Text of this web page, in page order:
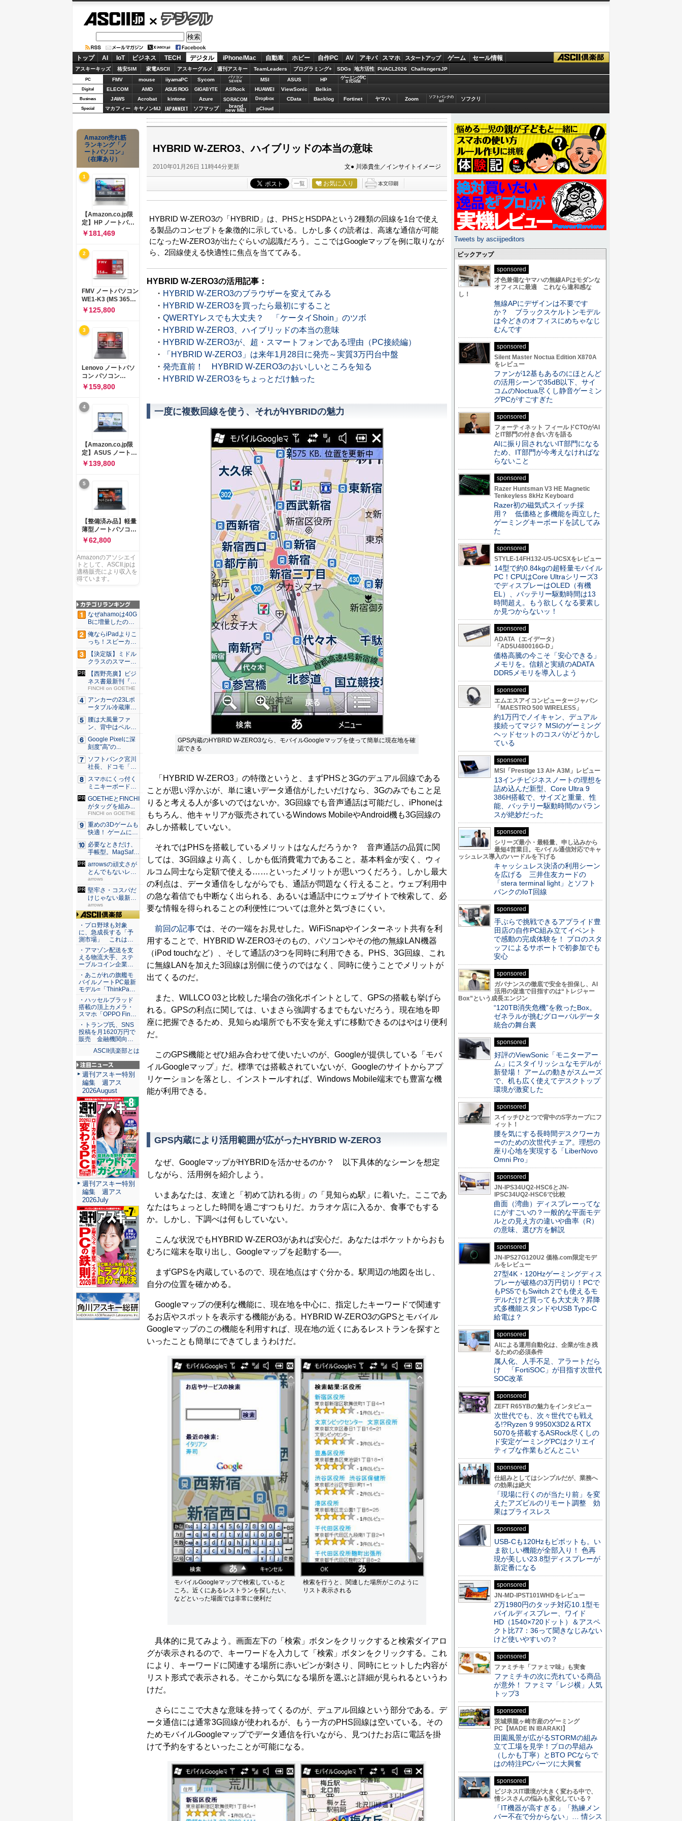
デジタル
トップ AI IoT ビジネス TECH デジタル iPhone/Mac 自動車 ホビー 自作PC AV アキバ スマホ スタートアップ ゲーム セール情報
アスキーキッズ 格安SIM 家電ASCII アスキーグルメ 週刊アスキー TeamLeaders プログラミング+ SDGs 地方活性 PUACL2026 ChallengersJP
PC FMV mouse iiyamaPC Sycom
パソコン
SEVEN
MSI ASUS HP ゲーミングPC
STORM
Digital ELECOM AMD ASUS ROG GIGABYTE ASRock HUAWEI ViewSonic Belkin
Business JAWS Acrobat kintone Azure SORACOM Dropbox CData Backlog Fortinet ヤマハ Zoom
ソフトバンクの
IoT
ソフクリ
Special マカフィー キヤノンMJ JAPANNEXT ソフマップ brand
new ME! pCloud
HYBRID W-ZERO3、ハイブリッドの本当の意味
2010年01月26日 11時44分更新 文● 川添貴生／インサイトイメージ
一覧 お気に入り
HYBRID W-ZERO3の「HYBRID」は、PHSとHSDPAという2種類の回線を1台で使え
る製品のコンセプトを象徴的に示している。しかし多くの読者は、高速な通信が可能
になったW-ZERO3が出たぐらいの認識だろう。ここではGoogleマップを例に取りなが
ら、2回線使える快適性に焦点を当ててみる。
HYBRID W-ZERO3の活用記事：
・ HYBRID W-ZERO3のブラウザーを変えてみる
・ HYBRID W-ZERO3を買ったら最初にすること
・ QWERTYレスでも大丈夫？ 「ケータイShoin」のツボ
・ HYBRID W-ZERO3、ハイブリッドの本当の意味
・ HYBRID W-ZERO3が、超・スマートフォンである理由（PC接続編）
・
「HYBRID W-ZERO3」は来年1月28日に発売～実質3万円台中盤
・ 発売直前！ HYBRID W-ZERO3のおいしいところを知る
・ HYBRID W-ZERO3をちょっとだけ触った
一度に複数回線を使う、それがHYBRIDの魅力
GPS内蔵のHYBRID W-ZERO3なら、モバイルGoogleマップを使って簡単に現在地を確
認できる
「HYBRID W-ZERO3」の特徴というと、まずPHSと3Gのデュアル回線である
ことが思い浮かぶが、単に速いデータ通信がしたいだけなら、3Gのみでもこと足
りると考える人が多いのではないか。3G回線でも音声通話は可能だし、iPhoneは
もちろん、他キャリアが販売されているWindows MobileやAndroid機も3G回線の
みしか搭載していない。
それではPHSを搭載しているメリットはなんだろうか？ 音声通話の品質に関
しては、3G回線より高く、しかも低消費電力であること。基本料金が安く、ウィ
ルコム同士なら定額で使える……といったメリットが思いつくだろう。しかし最大
の利点は、データ通信をしながらでも、通話が問題なく行えること。ウェブ利用中
の急な着信でも中断なく出られる、あるいは通話中にウェブサイトで検索して、必
要な情報を得られることの利便性については意外と気づきにくい。
前回の記事では、その一端をお見せした。WiFiSnapやインターネット共有を利
用することで、HYBRID W-ZERO3そのもの、パソコンやその他の無線LAN機器
（iPod touchなど）、そして通話の3つを同時に利用できる。PHS、3G回線、これ
に無線LANを加えた3回線は別個に使うのではなく、同時に使うことでメリットが
出てくるのだ。
また、WILLCO 03と比較した場合の強化ポイントとして、GPSの搭載も挙げら
れる。GPSの利点に関しては、いまさら強調するまでもないだろう。現在地を即
座に把握できるため、見知らぬ場所でも不安を覚えずに移動できるのはやはり便利
だ。
このGPS機能とぜひ組み合わせて使いたいのが、Googleが提供している「モバ
イルGoogleマップ」だ。標準では搭載されていないが、Googleのサイトからアプ
リケーションを落とし、インストールすれば、Windows Mobile端末でも豊富な機
能が利用できる。
GPS内蔵により活用範囲が広がったHYBRID W-ZERO3
なぜ、GoogleマップがHYBRIDを活かせるのか？ 以下具体的なシーンを想定
しながら、活用例を紹介しよう。
いまあなたは、友達と「初めて訪れる街」の「見知らぬ駅」に着いた。ここであ
なたはちょっとした時間を過ごすつもりだ。カラオケ店に入るか、食事でもする
か。しかし、下調べは何もしていない。
こんな状況でもHYBRID W-ZERO3があれば安心だ。あなたはポケットからおも
むろに端末を取り出し、Googleマップを起動する──。
まずGPSを内蔵しているので、現在地点はすぐ分かる。駅周辺の地図を出し、
自分の位置を確かめる。
Googleマップの便利な機能に、現在地を中心に、指定したキーワードで関連す
るお店やスポットを表示する機能がある。HYBRID W-ZERO3のGPSとモバイル
Googleマップのこの機能を利用すれば、現在地の近くにあるレストランを探すと
いったことも簡単にできてしまうわけだ。
モバイルGoogleマップで検索していると
ころ。近くにあるレストランを探したい、
などといった場面では非常に便利だ
検索を行うと、関連した場所がこのように
リスト表示される
具体的に見てみよう。画面左下の「検索」ボタンをクリックすると検索ダイアロ
グが表示されるので、キーワードを入力して「検索」ボタンをクリックする。これ
により、キーワードに関連する場所に赤いピンが刺さり、同時にヒットした内容が
リスト形式で表示される。そこから気になる場所を選ぶと詳細が見られるというわ
けだ。
さらにここで大きな意味を持ってくるのが、デュアル回線という部分である。デ
ータ通信には通常3G回線が使われるが、もう一方のPHS回線は空いている。その
ためモバイルGoogleマップでデータ通信を行いながら、見つけたお店に電話を掛
けて予約をするといったことが可能になる。
Amazon売れ筋
ランキング「ノ
ートパソコン」
（在庫あり）
1
【Amazon.co.jp限
定】HP ノートパソ
コン 15-fd 15.6イン
チ インテル Core 5
120U メモリ16GB
SSD512GB
Windows 11
Microsoft Office
2024搭載 WPS
Office搭載 カメラシ
ャッター 指紋認証 薄
型 Copilotキー搭載
ナチュラルシルバー
￥181,469
2
FMV ノートパソコン
WE1-K3 (MS 365
Personal/Copilotキ
ー搭載/Win 11/15.6
型/Core
i5/16GB/SSD
512GB/ホワイト)
FMVWK3E15W_AZ
￥125,800
3
Lenovo ノートパソ
コン パソコン
IdeaPad Slim 3 14.0
インチ AMD
Ryzen™ 5 8640HS
メモリ16GB
SSD512GB
Microsoft 365 試用
版 Windows11 バッ
テリー駆動12.6時間
重量1.39kg ルナグレ
ー 83K9003JJP ノー
トPC
￥159,800
4
【Amazon.co.jp限
定】ASUS ノートパ
ソコン Vivobook 15
M1502NAQ 15.6イ
ンチ AMD Ryzen 7
170 メモリ16GB
SSD 512GB
Microsoft 365
Personal (24か月版)
搭載 Windows 11 重
量1.7kg Wi-Fi 6E ク
ワイエットブルー
M1502NAQ-
￥139,800
5
【整備済み品】軽量
薄型ノートパソコン
dynabook G83 ■
13.3型
FHD(1920x1080) -
高性能第11世代Core
i5-1135G7 - メモリ
16GB - SSD 256GB
USB Type-C - MS
Office 2021 - Win11
搭載
￥62,800
Amazonのアソシエイ
トとして、ASCII.jpは
適格販売により収入を
得ています。
なぜahamoは40G
Bに増量したの
か ...
俺ならiPadよりこ
っち！スピーカー
9個...
【決定版】ミドル
クラスのスマート
フォンの...
【西野亮廣】ビジ
ネス書最新刊『北
極星 僕...
FINCHI on GOETHE
アンカーの23Lポ
ータブル冷蔵庫が
Ama...
腰は大風量ファ
ン、背中はペルチ
ェ冷却。ダ...
Google Pixelに深
刻度"高"の...
ソフトバンク宮川
社長、ドコモ「ah
amo...
スマホにくっ付く
ミニキーボード！
触ってわ...
GOETHEとFINCHI
がタッグを組み...
FINCHI on GOETHE
重めの3Dゲームも
快適！ ゲームに強
いH...
必要なときだけ、
手帳型。MagSaf
e・...
arrowsの頑丈さが
とんでもないレベ
ル...
arrows
堅牢さ・コスパだ
けじゃない最新
「arro...
arrows
ASCII倶楽部
・プロ野球も対象
に、急成長する「予
測市場」 これは…
・アマゾン配送を支
える物流大手、ステ
ーブルコイン企業…
・あこがれの旗艦モ
バイルノートPC最新
モデル=「ThinkPa…
・ハッセルブラッド
搭載の頂上カメラ・
スマホ「OPPO Fin…
・トランプ氏、SNS
投稿を月1620万円で
販売 金融機関向…
ASCII倶楽部とは
注目ニュース
週刊アスキー特別
編集 週アス
2026August
週刊アスキー特別
編集 週アス
2026July
Tweets by asciijpeditors
ピックアップ
sponsored
才色兼備なヤマハの無線APはモダンな
オフィスに最適 これなら違和感な
し！
無線APにデザインは不要です
か？ ブラックスケルトンモデル
は今どきのオフィスにめちゃなじ
むんです
sponsored
Silent Master Noctua Edition X870A
をレビュー
ファンが12基もあるのにほとんど
の活用シーンで35dB以下、サイ
コムのNoctua尽くし静音ゲーミン
グPCがすごすぎた
sponsored
フォーティネット フィールドCTOがAI
とIT部門の付き合い方を語る
AIに振り回されないIT部門になる
ため、IT部門が今考えなければな
らないこと
sponsored
Razer Huntsman V3 HE Magnetic
Tenkeyless 8kHz Keyboard
Razer初の磁気式スイッチ採
用？ 低価格と多機能を両立した
ゲーミングキーボードを試してみ
た
sponsored
STYLE-14FH132-U5-UCSXをレビュー
14型で約0.84kgの超軽量モバイル
PC！CPUはCore Ultraシリーズ3
でディスプレーはOLED（有機
EL）、バッテリー駆動時間は13
時間超え。もう欲しくなる要素し
か見つからないッ！
sponsored
ADATA（エイデータ）
「AD5U480016G-D」
価格高騰の今こそ「安心できる」
メモリを。信頼と実績のADATA
DDR5メモリを導入しよう
sponsored
エムエスアイコンピュータージャパン
「MAESTRO 500 WIRELESS」
約1万円でノイキャン、デュアル
接続ってマジ？ MSIのゲーミング
ヘッドセットのコスパがどうかし
ている
sponsored
MSI「Prestige 13 AI+ A3M」レビュー
13インチビジネスノートの理想を
詰め込んだ新型、Core Ultra 9
386H搭載で、サイズと重量、性
能、バッテリー駆動時間のバラン
スが絶妙だった
sponsored
シリーズ最小・最軽量、申し込みから
最短4営業日。モバイル通信対応でキャ
ッシュレス導入のハードルを下げる
キャッシュレス決済の利用シーン
を広げる 三井住友カードの
「stera terminal light」とソフト
バンクのIoT回線
sponsored
手ぶらで挑戦できるアプライド豊
田店の自作PC組み立てイベント
で感動の完成体験を！ プロのスタ
ッフによるサポートで初参加でも
安心
sponsored
ガバナンスの徹底で安全を担保し、AI
活用の促進で目指すのは“トレジャー
Box”という成長エンジン
“120TB消失危機”を救ったBox。
ゼネラルが挑むグローバルデータ
統合の舞台裏
sponsored
好評のViewSonic「モニターアー
ム」にスタイリッシュなモデルが
新登場！ アームの動きがスムーズ
で、机も広く使えてデスクトップ
環境が激変した
sponsored
スイッチひとつで背中のS字カーブにフ
ィット！
腰を気にする長時間デスクワーカ
ーのための次世代チェア。理想の
座り心地を実現する「LiberNovo
Omni Pro」
sponsored
JN-IPS34UQ2-HSC6とJN-
IPSC34UQ2-HSC6で比較
曲面（湾曲）ディスプレーってな
にがすごいの？一般的な平面モデ
ルとの見え方の違いや曲率（R）
の意味、選び方を解説
sponsored
JN-IPS27G120U2 価格.com限定モデ
ルをレビュー
27型4K・120Hzゲーミングディス
プレーが破格の3万円切り！PCで
もPS5でもSwitch 2でも使えるモ
デルだけど買っても大丈夫？昇降
式多機能スタンドやUSB Typc-C
給電は？
sponsored
AIによる運用自動化は、企業が生き残
るための必須条件
属人化、人手不足、アラートだら
け 「FortiSOC」が目指す次世代
SOC改革
sponsored
ZEFT R65YBの魅力をインタビュー
次世代でも、次々世代でも戦え
る!?Ryzen 9 9950X3D2＆RTX
5070を搭載するASRock尽くしの
ド安定ゲーミングPCはクリエイ
ティブな作業もどんとこい
sponsored
仕組みとしてはシンプルだが、業務へ
の効果は絶大
「現場に行くのが当たり前」を変
えたアズビルのリモート調整 効
果はプライスレス
sponsored
USB-Cも120Hzもピボットも。い
ま欲しい機能が全部入り！ 色再
現が美しい23.8型ディスプレーが
新定番になる
sponsored
JN-MD-IPST101WHDをレビュー
2万1980円のタッチ対応10.1型モ
バイルディスプレー、ワイド
HD（1540×720ドット）＆アスペ
クト比77：36って聞きなじみない
けど使いやすいの？
sponsored
ファミチキ「ファミマ味」も実食
ファミチキの次に売れている商品
が意外！ ファミマ「レジ横」人気
トップ3
sponsored
茨城県龍ヶ崎市産のゲーミング
PC【MADE IN IBARAKI】
田園風景が広がるSTORMの組み
立て工場を見学！プロの早組み
（しかも丁寧）とBTO PCならで
はの特注PCパーツに大興奮
sponsored
ビジネスIT環境が大きく変わる中で、
情シスさんの悩みも変化している？
「IT機器が高すぎる」「熟練メン
バー不在で分からない」… 情シス